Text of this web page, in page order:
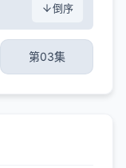
倒序
第03集